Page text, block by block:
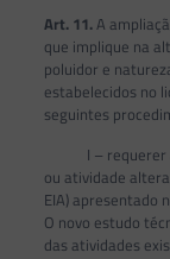
Art. 11.A
que implique na
poluidor e
estabelecidos no
seguintes
I – requerer a
ou atividade
EIA) apresentado
O novo estudo
das atividades